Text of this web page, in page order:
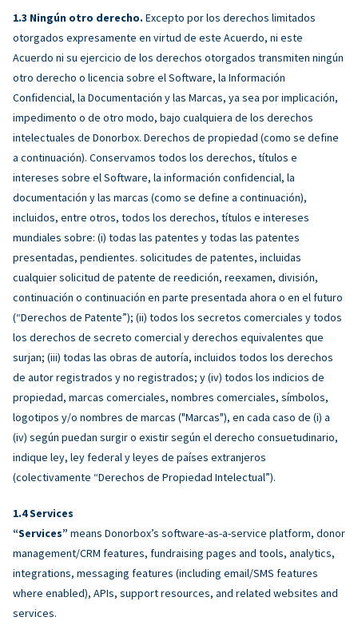
Ningún otro derecho. Excepto por los derechos limitados
otorgados expresamente en virtud de este Acuerdo, ni este
Acuerdo ni su ejercicio de los derechos otorgados transmiten ningún
otro derecho o licencia sobre el Software, la Información
Confidencial, la Documentación y las Marcas, ya sea por implicación,
impedimento o de otro modo, bajo cualquiera de los derechos
intelectuales de Donorbox. Derechos de propiedad (como se define
a continuación). Conservamos todos los derechos, títulos e
intereses sobre el Software, la información confidencial, la
documentación y las marcas (como se define a continuación),
incluidos, entre otros, todos los derechos, títulos e intereses
mundiales sobre: (i) todas las patentes y todas las patentes
presentadas, pendientes. solicitudes de patentes, incluidas
cualquier solicitud de patente de reedición, reexamen, división,
continuación o continuación en parte presentada ahora o en el futuro
(“Derechos de Patente”); (ii) todos los secretos comerciales y todos
los derechos de secreto comercial y derechos equivalentes que
surjan; (iii) todas las obras de autoría, incluidos todos los derechos
de autor registrados y no registrados; y (iv) todos los indicios de
propiedad, marcas comerciales, nombres comerciales, símbolos,
logotipos y/o nombres de marcas ("Marcas"), en cada caso de (i) a
(iv) según puedan surgir o existir según el derecho consuetudinario,
indique ley, ley federal y leyes de países extranjeros
(colectivamente “Derechos de Propiedad Intelectual”).
Services
“Services” means Donorbox’s software-as-a-service platform, donor
management/CRM features, fundraising pages and tools, analytics,
integrations, messaging features (including email/SMS features
where enabled), APIs, support resources, and related websites and
services.